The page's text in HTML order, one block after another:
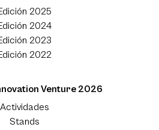
2025
2024
2023
2022
Venture 2026
Actividades
Stands